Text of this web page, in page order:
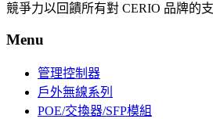
競爭力以回饋所有對 CERIO 品牌的
Menu
管理控制器
戶外無線系列
POE/交換器/SFP模組